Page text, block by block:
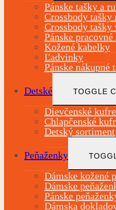
Pánske tašky a
Crossbody tašky
Crossbody tašky
Pánske
Kožené kabelky
Ľadvinky
Pánske nákupné
Detské TOGGLE
Dievčenské
Chlapčenské
Detský sortiment
Peňaženky
Dámske kožené
Dámske
Pánske
Dámska